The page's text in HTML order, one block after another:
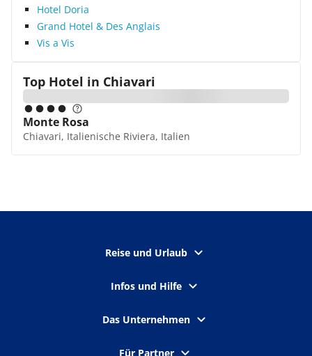
Hotel Doria
Grand Hotel & Des Anglais
Vis a Vis
Top Hotel in Chiavari
Monte Rosa
Chiavari, Italienische Riviera, Italien
Reise und Urlaub
Infos und Hilfe
Das Unternehmen
Für Partner